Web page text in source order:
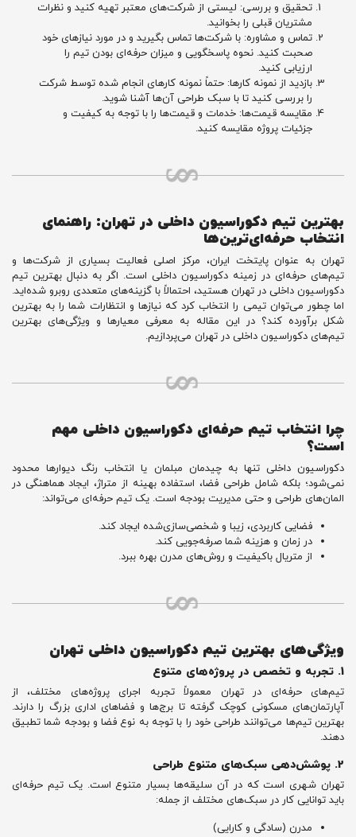
تحقیق و بررسی: لیستی از شرکت‌های معتبر تهیه کنید و نظرات
مشتریان قبلی را بخوانید.
تماس و مشاوره: با شرکت‌ها تماس بگیرید و در مورد نیازهای خود
صحبت کنید. نحوه پاسخگویی و میزان حرفه‌ای بودن تیم را
ارزیابی کنید.
بازدید از نمونه کارها: حتماً نمونه کارهای انجام شده توسط شرکت
را بررسی کنید تا با سبک طراحی آن‌ها آشنا شوید.
مقایسه قیمت‌ها: خدمات و قیمت‌ها را با توجه به کیفیت و
جزئیات پروژه مقایسه کنید.
بهترین تیم دکوراسیون داخلی در تهران: راهنمای
انتخاب حرفه‌ای‌ترین‌ها
تهران به عنوان پایتخت ایران، مرکز اصلی فعالیت بسیاری از شرکت‌ها و
تیم‌های حرفه‌ای در زمینه دکوراسیون داخلی است. اگر به دنبال بهترین تیم
دکوراسیون داخلی در تهران هستید، احتمالاً با گزینه‌های متعددی روبرو شده‌اید.
اما چطور می‌توان تیمی را انتخاب کرد که نیازها و انتظارات شما را به بهترین
شکل برآورده کند؟ در این مقاله به معرفی معیارها و ویژگی‌های بهترین
تیم‌های دکوراسیون داخلی در تهران می‌پردازیم.
چرا انتخاب تیم حرفه‌ای دکوراسیون داخلی مهم
است؟
دکوراسیون داخلی تنها به چیدمان مبلمان یا انتخاب رنگ دیوارها محدود
نمی‌شود؛ بلکه شامل طراحی فضا، استفاده بهینه از متراژ، ایجاد هماهنگی در
المان‌های طراحی و حتی مدیریت بودجه است. یک تیم حرفه‌ای می‌تواند:
فضایی کاربردی، زیبا و شخصی‌سازی‌شده ایجاد کند.
در زمان و هزینه شما صرفه‌جویی کند.
از متریال باکیفیت و روش‌های مدرن بهره ببرد.
ویژگی‌های بهترین تیم دکوراسیون داخلی تهران
1. تجربه و تخصص در پروژه‌های متنوع
تیم‌های حرفه‌ای در تهران معمولاً تجربه اجرای پروژه‌های مختلف، از
آپارتمان‌های مسکونی کوچک گرفته تا برج‌ها و فضاهای اداری بزرگ را دارند.
بهترین تیم‌ها می‌توانند طراحی خود را با توجه به نوع فضا و بودجه شما تطبیق
دهند.
2. پوشش‌دهی سبک‌های متنوع طراحی
تهران شهری است که در آن سلیقه‌ها بسیار متنوع است. یک تیم حرفه‌ای
باید توانایی کار در سبک‌های مختلف از جمله:
مدرن (سادگی و کارایی)